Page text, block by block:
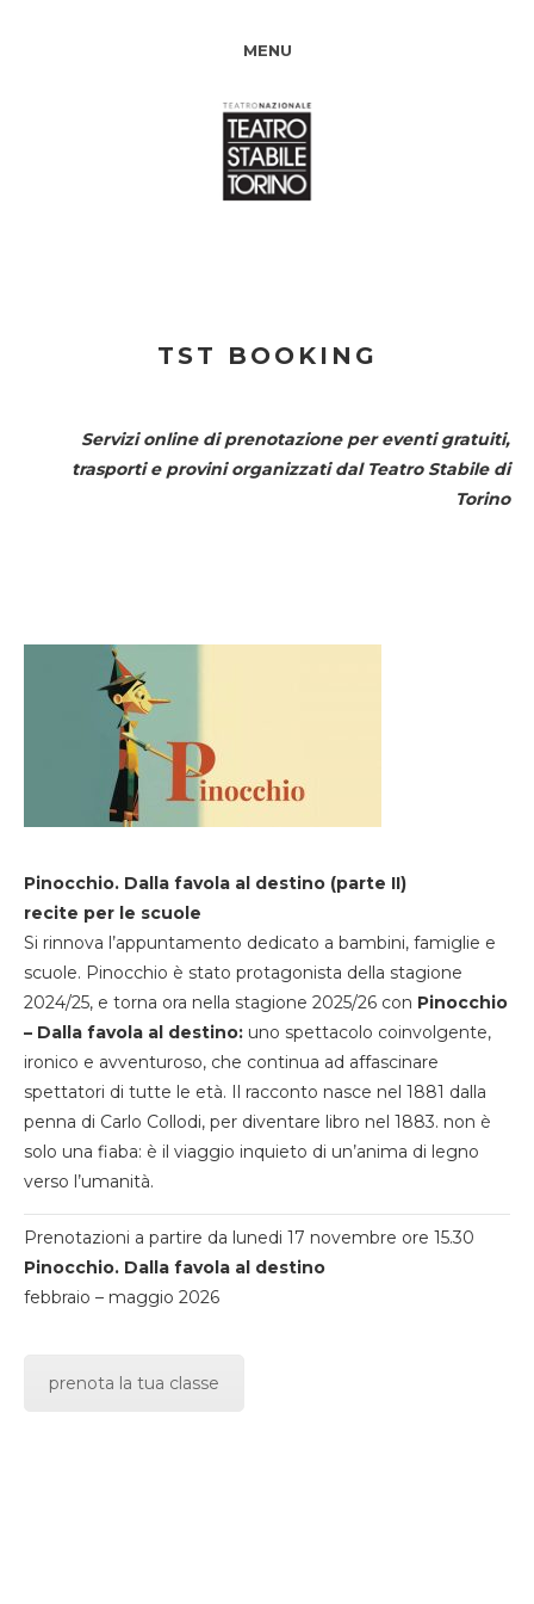
MENU
TST BOOKING
Servizi online di prenotazione per eventi gratuiti,
trasporti e provini organizzati dal Teatro Stabile di
Torino
Pinocchio. Dalla favola al destino (parte II)
recite per le scuole
Si rinnova l’appuntamento dedicato a bambini, famiglie e
scuole. Pinocchio è stato protagonista della stagione
2024/25, e torna ora nella stagione 2025/26 con Pinocchio
– Dalla favola al destino: uno spettacolo coinvolgente,
ironico e avventuroso, che continua ad affascinare
spettatori di tutte le età. Il racconto nasce nel 1881 dalla
penna di Carlo Collodi, per diventare libro nel 1883. non è
solo una fiaba: è il viaggio inquieto di un’anima di legno
verso l’umanità.
Prenotazioni a partire da lunedi 17 novembre ore 15.30
Pinocchio. Dalla favola al destino
febbraio – maggio 2026
prenota la tua classe